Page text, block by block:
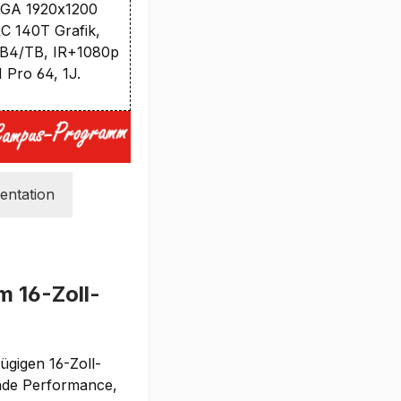
1920x1200
140T Grafik,
TB, IR+1080p
Pro 64, 1J.
16-Zoll-
16-Zoll-
Performance,